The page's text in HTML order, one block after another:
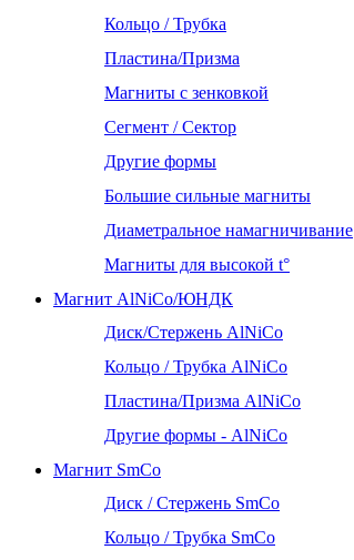
Кольцо / Трубка
Пластина/Призма
Магниты с зенковкой
Сегмент / Сектор
Другие формы
Большие сильные магниты
Диаметральное намагничивание
Магниты для высокой t°
Магнит AlNiCo/ЮНДК
Диск/Стержень AlNiCo
Кольцо / Трубка AlNiCo
Пластина/Призма AlNiCo
Другие формы - AlNiCo
Магнит SmCo
Диск / Стержень SmCo
Кольцо / Трубка SmCo